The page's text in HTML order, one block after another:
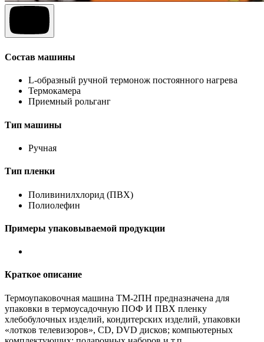
Состав машины
L-образный ручной термонож постоянного нагрева
Термокамера
Приемный рольганг
Тип машины
Ручная
Тип пленки
Поливинилхлорид (ПВХ)
Полиолефин
Примеры упаковываемой продукции
Краткое описание
Термоупаковочная машина ТМ-2ПН предназначена для
упаковки в термоусадочную ПОФ И ПВХ пленку
хлебобулочных изделий, кондитерских изделий, упаковки
«лотков телевизоров», CD, DVD дисков; компьютерных